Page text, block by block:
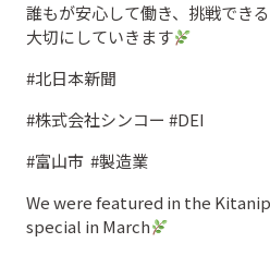
誰もが安心して働き、挑戦でき
大切にしていきます
#北日本新聞
#株式会社シンコー #DEI
#富山市 #製造業
We were featured in the
special in March